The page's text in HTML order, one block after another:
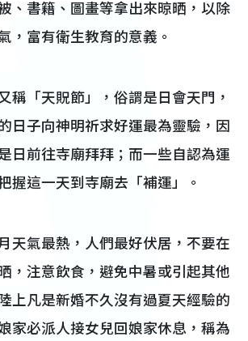
、書籍、圖畫等拿出來晾晒，以除
，富有衛生教育的意義。
「天貺節」，俗謂是日會天門，
日子向神明祈求好運最為靈驗，因
日前往寺廟拜拜；而一些自認為運
握這一天到寺廟去「補運」。
氣最熱，人們最好伏居，不要在
，注意飲食，避免中暑或引起其他
上凡是新婚不久沒有過夏天經驗的
家必派人接女兒回娘家休息，稱為